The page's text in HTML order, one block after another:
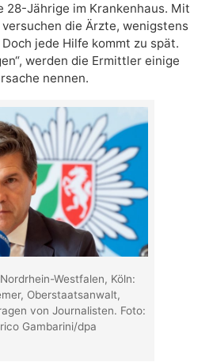
28-Jährige im Krankenhaus. Mit
die Ärzte, wenigstens
jede Hilfe kommt zu spät.
werden die Ermittler einige
nennen.
Westfalen, Köln:
Oberstaatsanwalt,
von Journalisten. Foto:
Gambarini/dpa